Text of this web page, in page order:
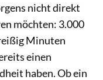
nicht direkt
möchten: 3.000
Minuten
einen
haben. Ob ein